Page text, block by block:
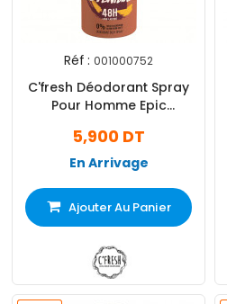
Réf : 001000752
C'fresh Déodorant Spray
Pour Homme Epic
5,900 DT
En Arrivage
Ajouter Au Panier